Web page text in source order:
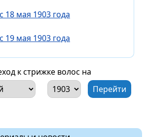
18 мая 1903 года
19 мая 1903 года
к стрижке волос на